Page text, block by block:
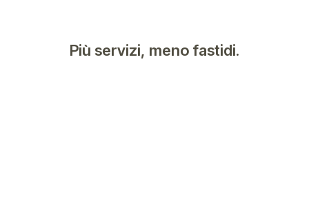
Più servizi, meno fastidi.